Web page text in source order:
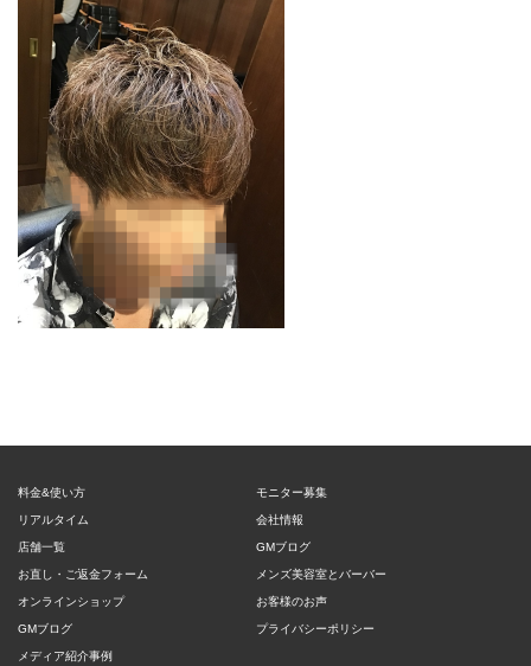
料金&使い方
リアルタイム
店舗一覧
お直し・ご返金フォーム
オンラインショップ
GMブログ
メディア紹介事例
モニター募集
会社情報
GMブログ
メンズ美容室とバーバー
お客様のお声
プライバシーポリシー